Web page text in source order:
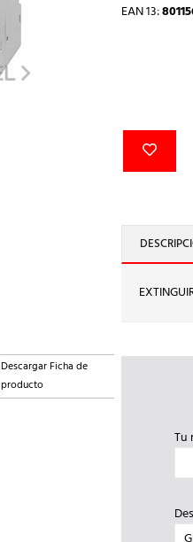
EAN 13:
Descargar Ficha de
producto
Tu